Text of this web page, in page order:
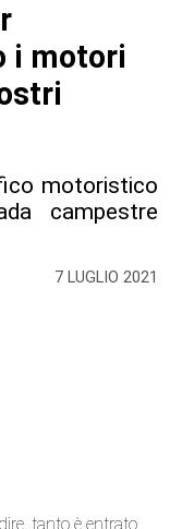
7 LUGLIO 2021
i motori
motoristico
campestre
tanto è entrato